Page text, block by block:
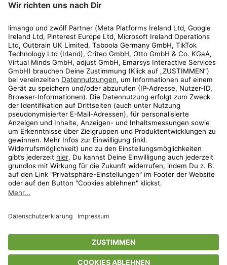
Kundenservice
Shop
Aktionen
Travel
* Streichpreise entsprechen der unverbindlichen Preisempfehlung des
Herstellers. Prozentangaben beziehen sich auf den Streichpreis.